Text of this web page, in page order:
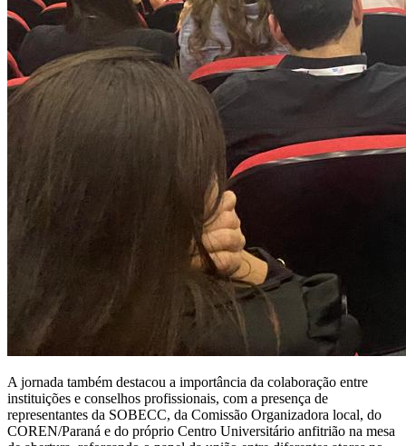
A jornada também destacou a importância da colaboração entre
instituições e conselhos profissionais, com a presença de
representantes da SOBECC, da Comissão Organizadora local, do
COREN/Paraná e do próprio Centro Universitário anfitrião na mesa